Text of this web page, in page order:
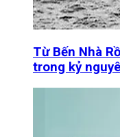
Từ Bến Nhà
trong kỷ